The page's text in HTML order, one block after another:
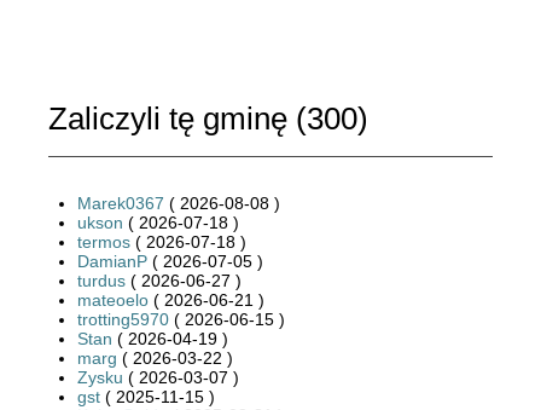
Zaliczyli tę gminę (300)
Marek0367 ( 2026-08-08 )
ukson ( 2026-07-18 )
termos ( 2026-07-18 )
DamianP ( 2026-07-05 )
turdus ( 2026-06-27 )
mateoelo ( 2026-06-21 )
trotting5970 ( 2026-06-15 )
Stan ( 2026-04-19 )
marg ( 2026-03-22 )
Zysku ( 2026-03-07 )
gst ( 2025-11-15 )